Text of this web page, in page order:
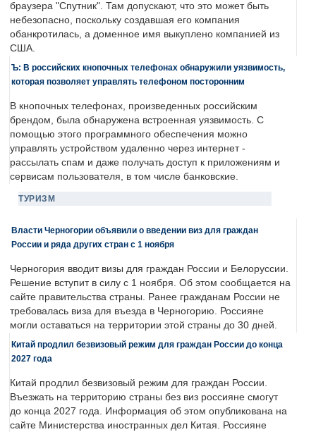
браузера "Спутник". Там допускают, что это может быть
небезопасно, поскольку создавшая его компания
обанкротилась, а доменное имя выкуплено компанией из
США.
Ъ: В российских кнопочных телефонах обнаружили уязвимость,
которая позволяет управлять телефоном посторонним
В кнопочных телефонах, произведенных российским
брендом, была обнаружена встроенная уязвимость. С
помощью этого программного обеспечения можно
управлять устройством удаленно через интернет -
рассылать спам и даже получать доступ к приложениям и
сервисам пользователя, в том числе банковские.
ТУРИЗМ
Власти Черногории объявили о введении виз для граждан
России и ряда других стран с 1 ноября
Черногория вводит визы для граждан России и Белоруссии.
Решение вступит в силу с 1 ноября. Об этом сообщается на
сайте правительства страны. Ранее гражданам России не
требовалась виза для въезда в Черногорию. Россияне
могли оставаться на территории этой страны до 30 дней.
Китай продлил безвизовый режим для граждан России до конца
2027 года
Китай продлил безвизовый режим для граждан России.
Въезжать на территорию страны без виз россияне смогут
до конца 2027 года. Информация об этом опубликована на
сайте Министерства иностранных дел Китая. Россияне